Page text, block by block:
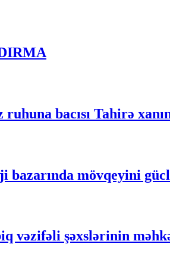
bacısı Tahirə
bazarında mövqeyini
vəzifəli şəxslərinin